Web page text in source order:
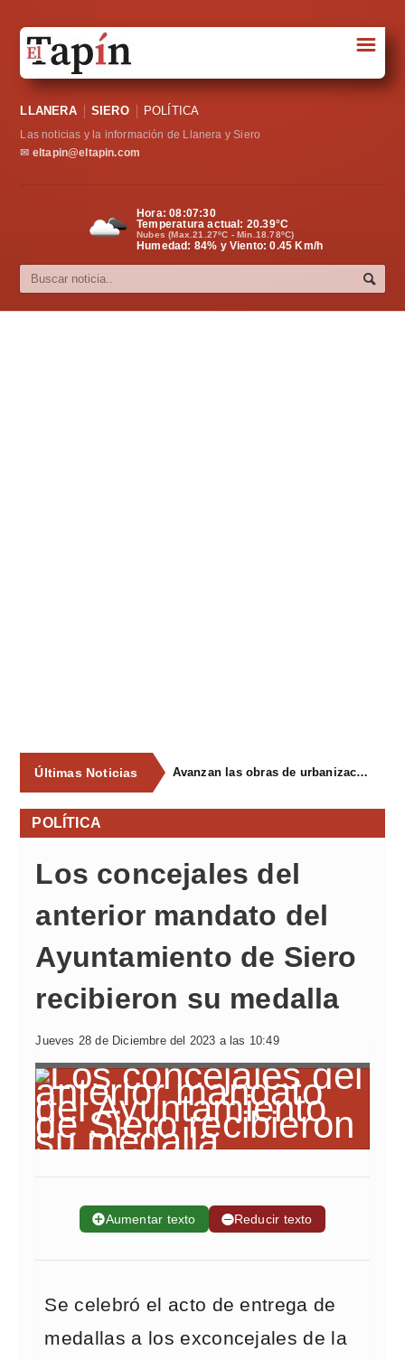
Sociedad
Política
Cultura
☰
LLANERA SIERO POLÍTICA
Las noticias y la información de Llanera y Siero
✉ eltapin@eltapin.com
Hora:08:07:30
Temperatura actual: 20.39°C
Nubes (Max.21.27ºC - Min.18.78ºC)
Humedad: 84% y Viento: 0.45 Km/h
Últimas Noticias Avanzan las obras de urbanización del parque de La Reconquista, en los terrenos del antiguo matadero de Pola de Siero
POLÍTICA
Los concejales del
anterior mandato del
Ayuntamiento de Siero
recibieron su medalla
Jueves 28 de Diciembre del 2023 a las 10:49
➕Aumentar texto ➖Reducir texto
Se celebró el acto de entrega de
medallas a los exconcejales de la